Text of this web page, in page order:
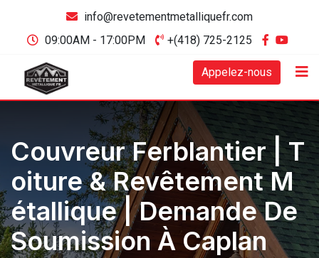
info@revetementmetalliquefr.com
09:00AM - 17:00PM
+(418) 725-2125
Appelez-nous
Couvreur Ferblantier | T
Oiture & Revêtement M
Étallique | Demande De
Soumission À Caplan